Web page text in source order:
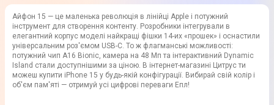
Айфон 15 — це маленька революція в лінійці Apple і потужний
інструмент для створення контенту. Розробники інтегрували в
елегантний корпус моделі найкращі фішки 14-их «прошек» і оснастили
універсальним роз'ємом USB-C. То ж флагманські можливості:
потужний чип A16 Bionic, камера на 48 Мп та інтерактивний Dynamic
Island стали доступнішими за ціною. В інтернет-магазині Цитрус ти
можеш купити iPhone 15 у будь-якій конфігурації. Вибирай свій колір і
об'єм пам'яті — отримуй усі цифрові переваги Епл!